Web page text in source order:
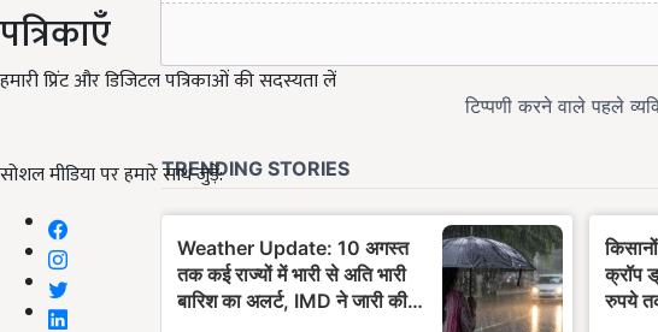
पत्रिकाएँ
हमारी प्रिंट और डिजिटल पत्रिकाओं की सदस्यता लें
सोशल मीडिया पर हमारे साथ जुड़ें: